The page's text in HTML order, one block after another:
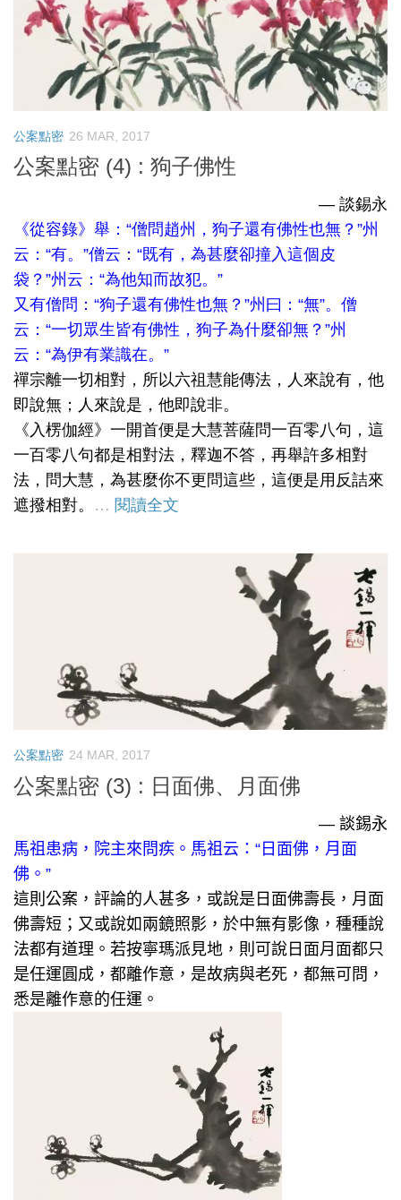
公案點密 26 MAR, 2017
公案點密 (4) : 狗子佛性
— 談錫永
《從容錄》舉：“僧問趙州，狗子還有佛性也無？”州
云：“有。”僧云：“既有，為甚麼卻撞入這個皮
袋？”州云：“為他知而故犯。”
又有僧問：“狗子還有佛性也無？”州曰：“無”。僧
云：“一切眾生皆有佛性，狗子為什麼卻無？”州
云：“為伊有業識在。”
禪宗離一切相對，所以六祖慧能傳法，人來說有，他
即說無；人來說是，他即說非。
《入楞伽經》一開首便是大慧菩薩問一百零八句，這
一百零八句都是相對法，釋迦不答，再舉許多相對
法，問大慧，為甚麼你不更問這些，這便是用反詰來
遮撥相對。 … 閱讀全文
公案點密 24 MAR, 2017
公案點密 (3) : 日面佛、月面佛
— 談錫永
馬祖患病，院主來問疾。 馬祖云：“日面佛，月面
佛。”
這則公案，評論的人甚多，或說是日面佛壽長，月面
佛壽短；又或說如兩鏡照影，於中無有影像，種種說
法都有道理。 若按寧瑪派見地，則可說日面月面都只
是任運圓成，都離作意，是故病與老死，都無可問，
悉是離作意的任運。